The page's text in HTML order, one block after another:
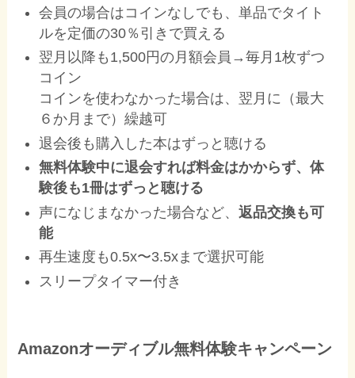
会員の場合はコインなしでも、単品でタイト
ルを定価の30％引きで買える
翌月以降も1,500円の月額会員→毎月1枚ずつ
コイン
コインを使わなかった場合は、翌月に（最大
６か月まで）繰越可
退会後も購入した本はずっと聴ける
無料体験中に退会すれば料金はかからず、体
験後も1冊はずっと聴ける
声になじまなかった場合など、返品交換も可
能
再生速度も0.5x〜3.5xまで選択可能
スリープタイマー付き
Amazonオーディブル無料体験キャンペーン